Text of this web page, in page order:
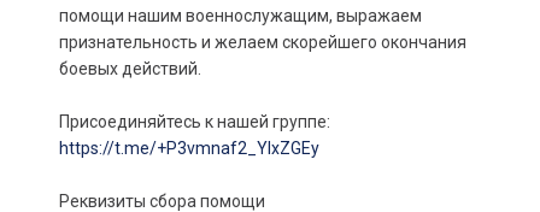
помощи нашим военнослужащим, выражаем
признательность и желаем скорейшего окончания
боевых действий.
Присоединяйтесь к нашей группе:
https://t.me/+P3vmnaf2_YIxZGEy
Реквизиты сбора помощи